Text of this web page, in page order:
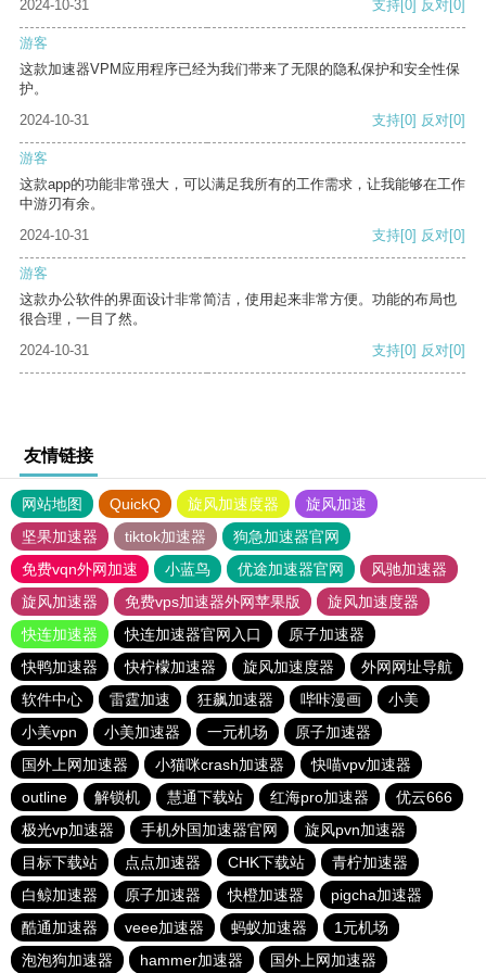
2024-10-31 支持 [0] 反对 [0]
游客
这款加速器VPM应用程序已经为我们带来了无限的隐私保护和安全性保
护。
2024-10-31
支持[0] 反对[0]
游客
这款app的功能非常强大，可以满足我所有的工作需求，让我能够在工作
中游刃有余。
2024-10-31
支持[0] 反对[0]
游客
这款办公软件的界面设计非常简洁，使用起来非常方便。功能的布局也
很合理，一目了然。
2024-10-31
支持[0] 反对[0]
友情链接
网站地图 QuickQ 旋风加速度器
旋风加速
坚果加速器
tiktok加速器
狗急加速器官网
免费vqn外网加速
小蓝鸟 优途加速器官网
风驰加速器
旋风加速器
免费vps加速器外网苹果版
旋风加速度器
快连加速器
快连加速器官网入口
原子加速器
快鸭加速器
快柠檬加速器 旋风加速度器
外网网址导航
软件中心
雷霆加速 狂飙加速器 哔咔漫画
小美
小美vpn
小美加速器 一元机场
原子加速器
国外上网加速器
小猫咪crash加速器
快喵vpv加速器
outline
解锁机 慧通下载站 红海pro加速器
优云666
极光vp加速器
手机外国加速器官网
旋风pvn加速器
目标下载站
点点加速器 CHK下载站
青柠加速器
白鲸加速器
原子加速器 快橙加速器
pigcha加速器
酷通加速器
veee加速器 蚂蚁加速器
1元机场
泡泡狗加速器
hammer加速器 国外上网加速器